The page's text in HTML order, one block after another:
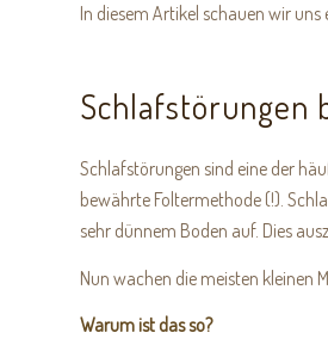
In diesem Artikel schauen wir
Schlafstörungen
Schlafstörungen sind eine der
bewährte Foltermethode (!).
sehr dünnem Boden auf. Dies
Nun wachen die meisten kleinen
Warum ist das so?